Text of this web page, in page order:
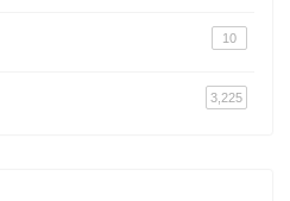
10
3,225